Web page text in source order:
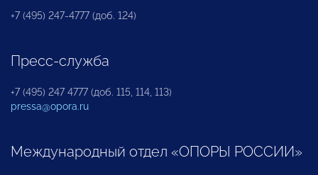
+7 (495) 247-4777 (доб. 124)
Пресс-служба
+7 (495) 247 4777 (доб. 115, 114, 113)
pressa@opora.ru
Международный отдел «ОПОРЫ РОССИИ»